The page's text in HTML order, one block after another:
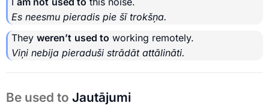
Es neesmu pieradis pie šī trokšņa.
They weren’t used to working remotely.
Viņi nebija pieraduši strādāt attālināti.
Be used to Jautājumi